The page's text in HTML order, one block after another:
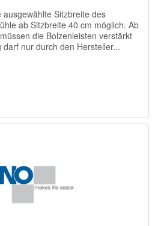
Sitzbreite des
ab Sitzbreite 40 cm möglich. Ab
die Bolzenleisten verstärkt
nur durch den Hersteller...